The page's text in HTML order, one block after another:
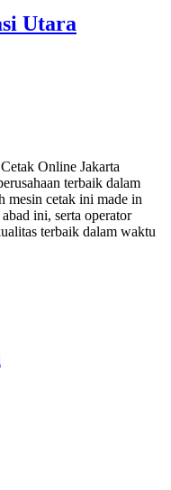
Utara
Online Jakarta
terbaik dalam
mesin cetak ini made in
ini, serta operator
terbaik dalam waktu